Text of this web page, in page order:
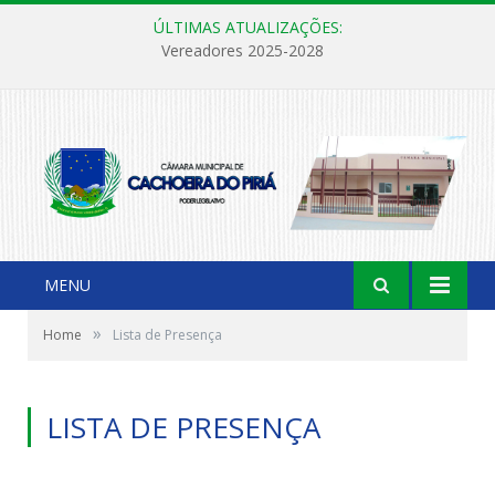
ÚLTIMAS ATUALIZAÇÕES:
Vereadores 2025-2028
MENU
Home » Lista de Presença
LISTA DE PRESENÇA